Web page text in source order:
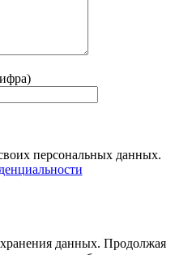
персональных данных.
хранения данных. Продолжая